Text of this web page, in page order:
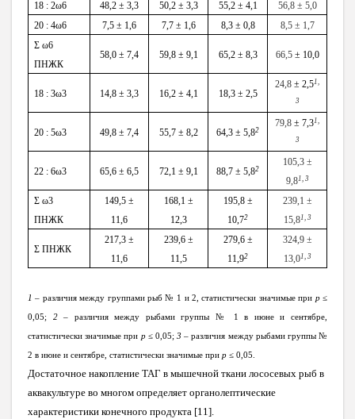
18 : 2ω6 48,2 ± 3,3 50,2 ± 3,3 55,2 ± 4,1
56,8 ± 5,0
20 : 4ω6
7,5 ± 1,6 7,7 ± 1,6 8,3 ± 0,8
8,5 ± 1,7
Σω6
ПНЖК
58,0 ± 7,4 59,8 ± 9,1 65,2 ± 8,3 66,5 ± 10,0
18 : 3ω3 14,8 ± 3,3 16,2 ± 4,1 18,3 ± 2,5
24,8 ± 2,51,
3
20 : 5ω3 49,8 ± 7,4 55,7 ± 8,2 64,3 ± 5,82
79,8 ± 7,31,
3
22 : 6ω3 65,6 ± 6,5 72,1 ± 9,1 88,7 ± 5,82
105,3 ±
9,81, 3
Σω3
ПНЖК
149,5 ±
11,6
168,1 ±
12,3
195,8 ±
10,72
239,1 ±
15,81, 3
Σ ПНЖК
217,3 ±
11,6
239,6 ±
11,5
279,6 ±
11,92
324,9 ±
13,01, 3
1 – различия между группами рыб № 1 и 2, статистически значимые при p≤
0,05; 2– различия между рыбами группы № 1 в июне и сентябре,
статистически значимые при p≤ 0,05; 3 – различия между рыбами группы №
2 в июне и сентябре, статистически значимые при p ≤ 0,05.
Достаточное накопление ТАГ в мышечной ткани лососевых рыб в
аквакультуре во многом определяет органолептические
характеристики конечного продукта [11].